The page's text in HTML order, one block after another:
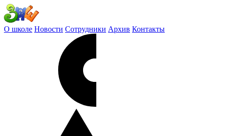
О школе Новости Сотрудники Архив Контакты